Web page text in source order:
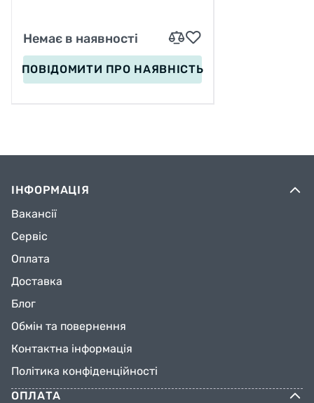
Немає в наявності
ПОВІДОМИТИ ПРО НАЯВНІСТЬ
ІНФОРМАЦІЯ
Вакансії
Сервіс
Оплата
Доставка
Блог
Обмін та повернення
Контактна інформація
Політика конфіденційності
ОПЛАТА